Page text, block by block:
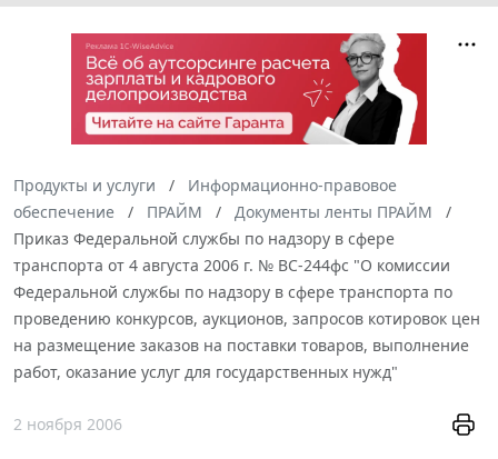
Продукты и услуги
Информационно-правовое
обеспечение
ПРАЙМ
Документы ленты ПРАЙМ
Приказ Федеральной службы по надзору в сфере
транспорта от 4 августа 2006 г. № ВС-244фс "О комиссии
Федеральной службы по надзору в сфере транспорта по
проведению конкурсов, аукционов, запросов котировок цен
на размещение заказов на поставки товаров, выполнение
работ, оказание услуг для государственных нужд"
2 ноября 2006